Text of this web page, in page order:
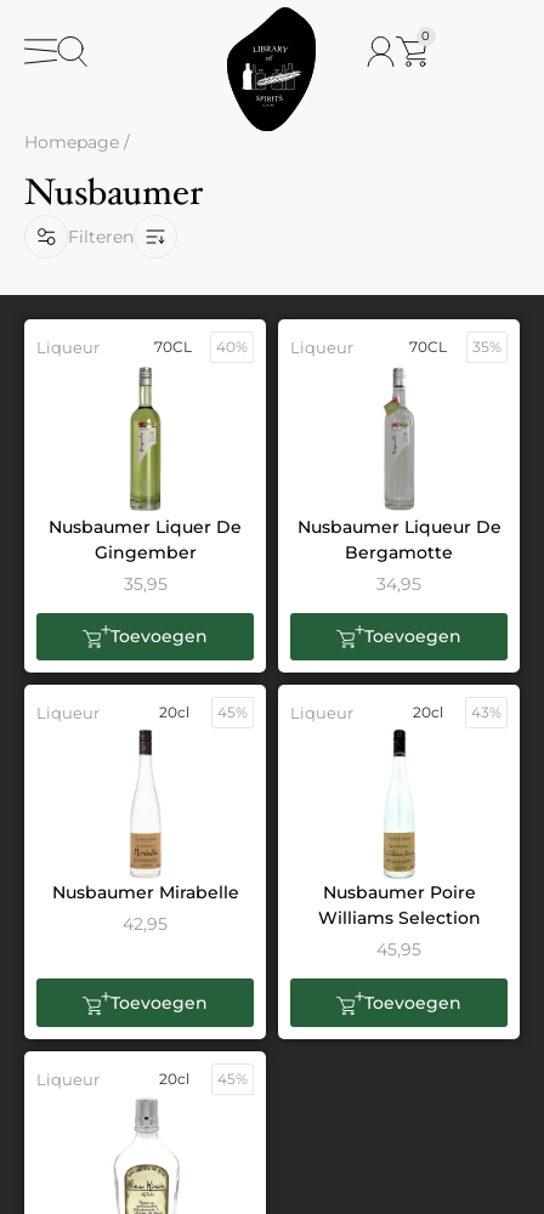
0
Homepage /
Nusbaumer
Filteren
Liqueur 70CL 40%
Nusbaumer Liquer De
Gingember
35,95
Toevoegen
Liqueur 70CL 35%
Nusbaumer Liqueur De
Bergamotte
34,95
Toevoegen
Liqueur 20cl 45%
Nusbaumer Mirabelle
42,95
Toevoegen
Liqueur 20cl 43%
Nusbaumer Poire
Williams Selection
45,95
Toevoegen
Liqueur 20cl 45%